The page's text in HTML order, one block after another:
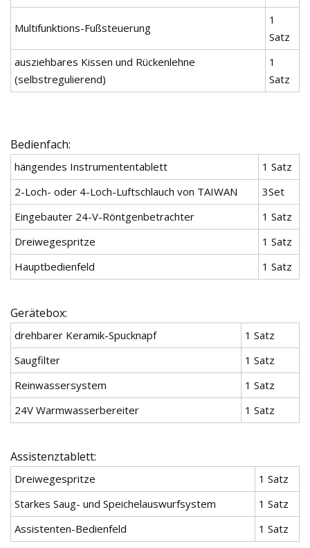
Multifunktions-Fußsteuerung
1
Satz
ausziehbares Kissen und Rückenlehne
(selbstregulierend)
1
Satz
Bedienfach:
hängendes Instrumententablett
1 Satz
2-Loch- oder 4-Loch-Luftschlauch von TAIWAN
3Set
Eingebauter 24-V-Röntgenbetrachter
1 Satz
Dreiwegespritze
1 Satz
Hauptbedienfeld
1 Satz
Gerätebox:
drehbarer Keramik-Spucknapf
1 Satz
Saugfilter
1 Satz
Reinwassersystem
1 Satz
24V Warmwasserbereiter
1 Satz
Assistenztablett:
Dreiwegespritze
1 Satz
Starkes Saug- und Speichelauswurfsystem
1 Satz
Assistenten-Bedienfeld
1 Satz